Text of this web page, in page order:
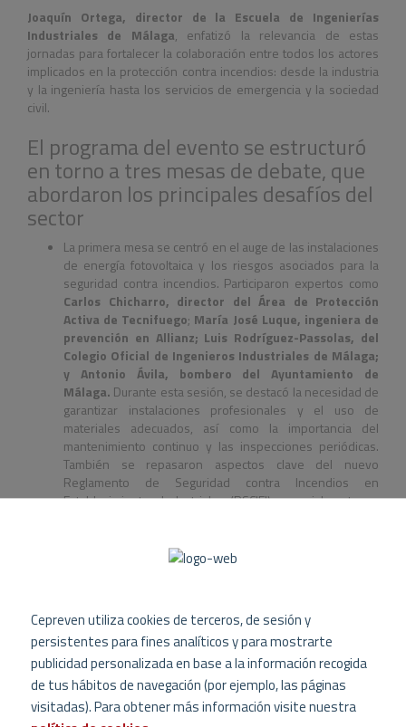
Joaquín Ortega, director de la Escuela de Ingenierías
Industriales de Málaga, enfatizó la relevancia de estas
jornadas para fortalecer la colaboración entre todos los actores
implicados en la protección contra incendios: desde la industria
y la ingeniería hasta los servicios de emergencia y la sociedad
civil.
El programa del evento se estructuró
en torno a tres mesas de debate, que
abordaron los principales desafíos del
sector
La primera mesa se centró en el auge de las instalaciones
de energía fotovoltaica y los riesgos asociados para la
seguridad contra incendios. Participaron expertos como
Carlos Chicharro, director del Área de Protección
Activa de Tecnifuego; María José Luque, ingeniera de
prevención en Allianz; Luis Rodríguez-Passolas, del
Colegio Oficial de Ingenieros Industriales de Málaga;
y Antonio Ávila, bombero del Ayuntamiento de
Málaga. Durante esta sesión, se destacó la necesidad de
garantizar instalaciones profesionales y el uso de
materiales adecuados, así como la importancia del
mantenimiento continuo y las inspecciones periódicas.
También se repasaron aspectos clave del nuevo
Reglamento de Seguridad contra Incendios en
Establecimientos Industriales (RSCIEI), especialmente en
crucial debido al crecimiento exponencial de su uso en
hogares, industrias y vehículos eléctricos. En ella
participaronJon Michelena, director general de
Cepreven; Josep Lluís García, director técnico de
Zurich; Lluis Marín y Luis Sánchez, coordinadores de
los comités sectoriales de Tecnifuego; y nuevamente
Cepreven utiliza cookies de terceros, de sesión y
persistentes para fines analíticos y para mostrarte
publicidad personalizada en base a la información recogida
de tus hábitos de navegación (por ejemplo, las páginas
visitadas). Para obtener más información visite nuestra